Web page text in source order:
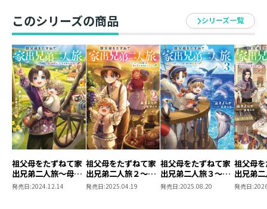
ったのだ。
兄としても、両親の不在に気づき始めたリュカに淋しさ
を味わわせたくない……
お手伝いすることを約束して、一緒に船旅を開始する！
地元のお魚料理や初めて見る海の動物【くじら】、砂浜
遊びと、兄弟は大興奮しっぱなし。
二人で母に贈る綺麗な貝殻【プレゼント】探しもしたり
して、家族の想いを紡いでいく。
彼らの新たな旅【わくわく】はまだまだ始まったばか
り！
賢い兄と甘えん坊な弟の、ほのぼのトラベルファンタジ
ー第三弾！
このシリーズの商品 シリーズ一覧
祖父母をたずねて家
出兄弟二人旅～母と
の別れ、にぎやかな
旅路～
発売日:2024.12.14
祖父母をたずねて家
出兄弟二人旅２～ヴ
ァレーでの暮らし、
おいしい葡萄とワイ
発売日:2025.04.19
祖父母をたずねて家
出兄弟二人旅３～成
長への一歩、はじめ
ての船旅～
発売日:2025.08.20
祖父母
出兄弟
祭りで
しいひ
発売日: